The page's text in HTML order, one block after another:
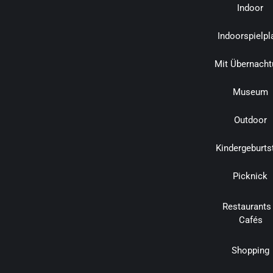
Indoor
Mit
Museum
Outdoor
Picknick
Restaurants
Cafés
Shopping